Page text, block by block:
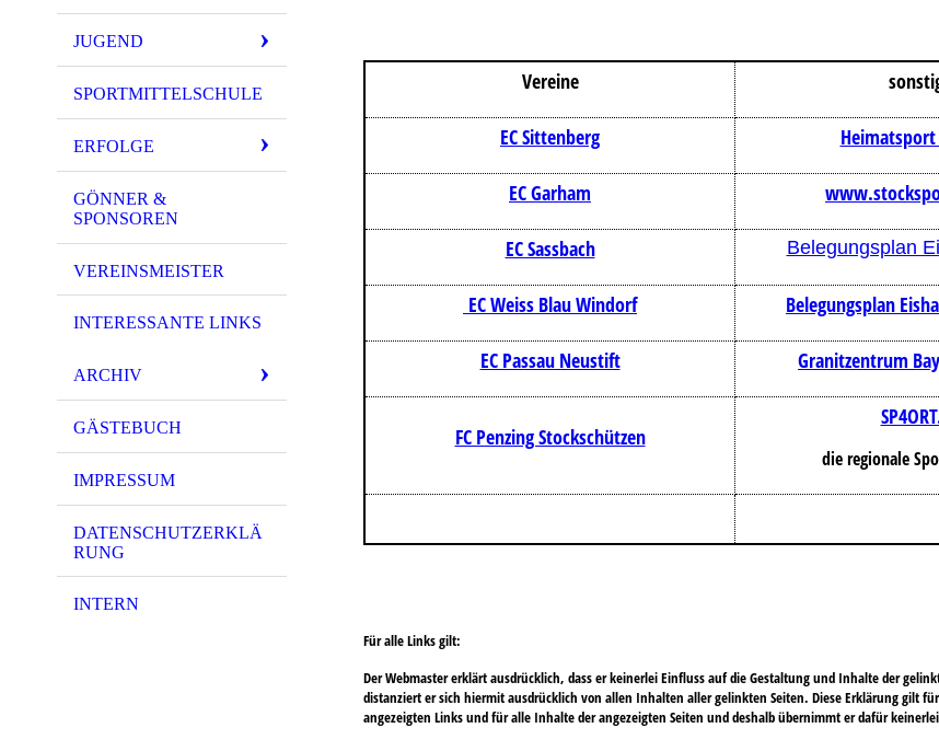
JUGEND
SPORTMITTELSCHULE
ERFOLGE
GÖNNER &
SPONSOREN
VEREINSMEISTER
INTERESSANTE LINKS
ARCHIV
GÄSTEBUCH
IMPRESSUM
DATENSCHUTZERKLÄ
RUNG
INTERN
Vereine
EC Sittenberg Heimatsport
EC Garham
EC Sassbach Belegungsplan
EC Weiss Blau Windorf Belegungsplan
EC Passau Neustift Granitzentrum
FC Penzing Stockschützen
die regionale
Für alle Links gilt:
Der Webmaster erklärt ausdrücklich, dass er keinerlei Einfluss auf die Gestaltung und Inhalte der
distanziert er sich hiermit ausdrücklich von allen Inhalten aller gelinkten Seiten. Diese Erklärung gilt
angezeigten Links und für alle Inhalte der angezeigten Seiten und deshalb übernimmt er dafür